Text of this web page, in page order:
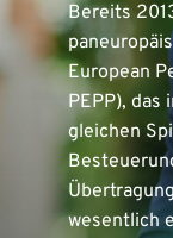
Bereits
European
PEPP), das
gleichen
wesentlich